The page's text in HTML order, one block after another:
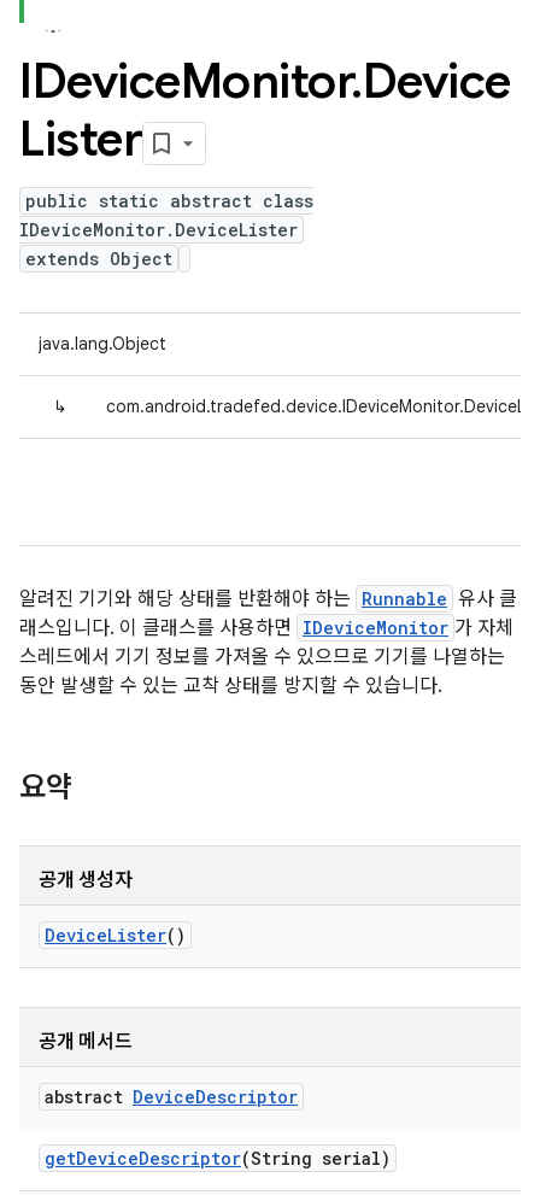
IDeviceMonitor.Device
Lister
public static abstract class
IDeviceMonitor.DeviceLister
extends Object
java.lang.Object
↳
알려진 기기와 해당 상태를 반환해야 하는 Runnable 유사 클
래스입니다. 이 클래스를 사용하면
IDeviceMonitor 가 자체
스레드에서 기기 정보를 가져올 수 있으므로 기기를 나열하는
동안 발생할 수 있는 교착 상태를 방지할 수 있습니다.
요약
공개 생성자
DeviceLister()
공개 메서드
abstract DeviceDescriptor
getDeviceDescriptor(String serial)